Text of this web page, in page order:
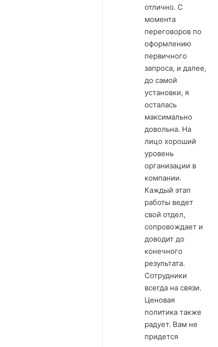
отлично. С
момента
переговоров по
оформлению
первичного
запроса, и далее,
до самой
установки, я
осталась
максимально
довольна. На
лицо хороший
уровень
организации в
компании.
Каждый этап
работы ведет
свой отдел,
сопровождает и
доводит до
конечного
результата.
Сотрудники
всегда на связи.
Ценовая
политика также
радует. Вам не
придется